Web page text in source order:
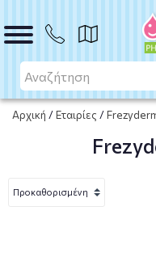
Αρχική /Εταιρίες /